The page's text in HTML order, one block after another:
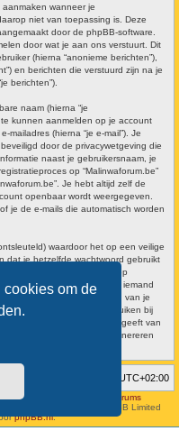
cookies om de
wanneer je
niet van toepassing is. Deze
door de phpBB-software.
door wat je aan ons verstuurt. Dit
(hierna “anonieme berichten”),
en berichten die verstuurd zijn na je
berichten”).
naam (hierna “je
kunnen aanmelden op je account
mailadres (hierna “je e-mail”). Je
door de privacywetgeving die
naast je gebruikersnaam, je
op “Malinwaforum.be”
Je hebt altijd zelf de
openbaar wordt weergegeven.
je de e-mails die automatisch worden
waardoor het op een veilige
dat je hetzelfde wachtwoord gebruikt
waarmee je op je account op
veilig en geef het nooit aan iemand
partij. Als je het wachtwoord van je
vergeten”-optie gebruiken bij
en e-mailadres opgeeft van
nieuw wachtwoord zal genereren
UTC+02:00
cookies
Stories - Discussion Forums
® Forum Software © phpBB Limited
phpBB.nl.